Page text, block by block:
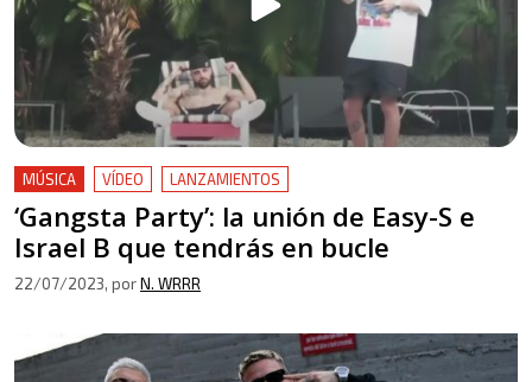
MÚSICA VÍDEO LANZAMIENTOS
‘Gangsta Party’: la unión de Easy-S e
Israel B que tendrás en bucle
22/07/2023, porN. WRRR